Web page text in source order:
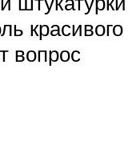
красивого
вопрос